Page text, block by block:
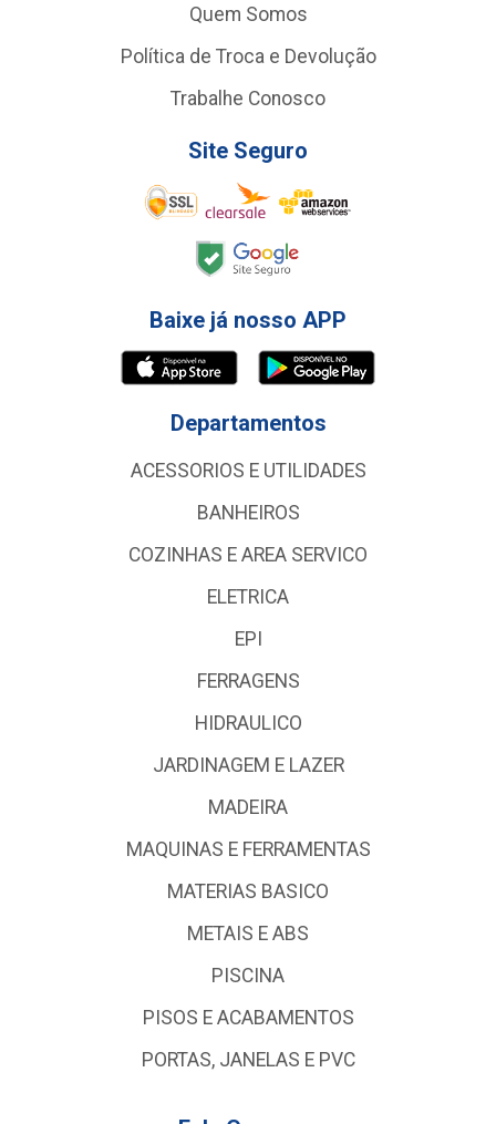
Quem Somos
Política de Troca e Devolução
Trabalhe Conosco
Site Seguro
Baixe já nosso APP
Departamentos
ACESSORIOS E UTILIDADES
BANHEIROS
COZINHAS E AREA SERVICO
ELETRICA
EPI
FERRAGENS
HIDRAULICO
JARDINAGEM E LAZER
MADEIRA
MAQUINAS E FERRAMENTAS
MATERIAS BASICO
METAIS E ABS
PISCINA
PISOS E ACABAMENTOS
PORTAS, JANELAS E PVC